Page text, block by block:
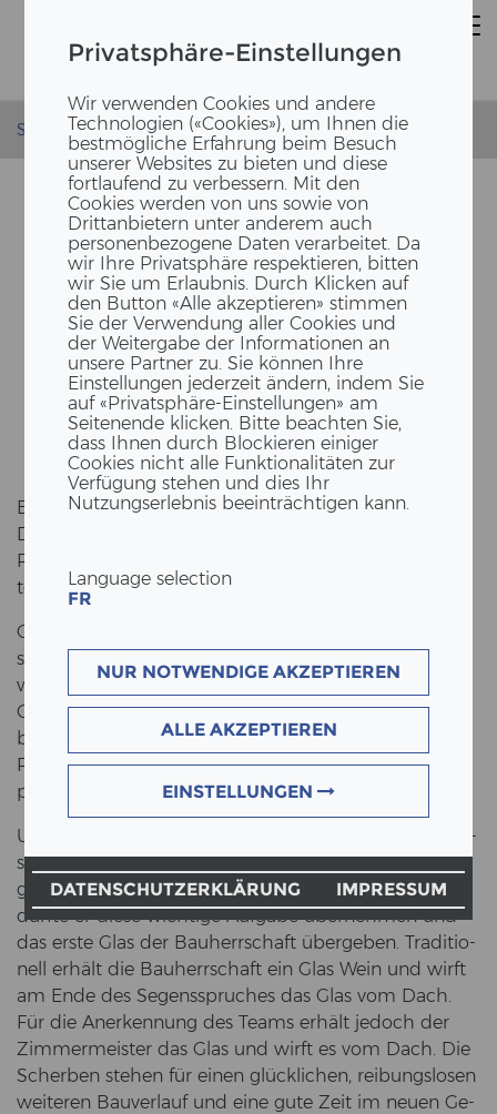
Privatsphäre-Einstellungen
Wir verwenden Cookies und andere
Technologien («Cookies»), um Ihnen die
bestmögliche Erfahrung beim Besuch
unserer Websites zu bieten und diese
fortlaufend zu verbessern. Mit den
Cookies werden von uns sowie von
Drittanbietern unter anderem auch
personenbezogene Daten verarbeitet. Da
wir Ihre Privatsphäre respektieren, bitten
wir Sie um Erlaubnis. Durch Klicken auf
den Button «Alle akzeptieren» stimmen
Sie der Verwendung aller Cookies und
der Weitergabe der Informationen an
unsere Partner zu. Sie können Ihre
Einstellungen jederzeit ändern, indem Sie
auf «Privatsphäre-Einstellungen» am
Seitenende klicken. Bitte beachten Sie,
dass Ihnen durch Blockieren einiger
Cookies nicht alle Funktionalitäten zur
Verfügung stehen und dies Ihr
Nutzungserlebnis beeinträchtigen kann.
Language selection
FR
NUR NOTWENDIGE AKZEPTIEREN
ALLE AKZEPTIEREN
EINSTELLUNGEN
DATENSCHUTZERKLÄRUNG IMPRESSUM
Startseite News Richtfest - Bürogebäude Stein
DER HÖCHS­TE PUNKT VOM
GE­BÄU­DE STEHT
End­lich ziert der Richt­baum an un­se­rem Ge­bäu­de!
Die Ar­bei­ten wur­den sym­bo­lisch ab­ge­schlos­sen. Der
Roh­bau steht und der Dach­stuhl wurde in den letz­
ten Tagen fer­tig­ge­stellt.
Genau ein Jahr nach dem Spa­ten­stich fei­ern wir die­
sen gros­sen Mei­len­stein. Über 100 Hand­wer­ker*innen
waren an un­se­rem Neu­bau in­vol­viert und haben
Gros­ses ge­leis­tet. Der Roh­bau be­ginnt vom Aus­he­
ben der Bau­gru­be zum Bau des Fun­da­ments in
Rich­tung Aus­sen­wän­de, tra­gen­de Wände und Trep­
pen bis hin­auf zur Dach­kon­struk­ti­on in die Höhe.
Unser Zim­mer­meis­ter Rein­hard Maier hat den Richt­
spruch für das neue Bü­ro­ge­bäu­de am Richt­fest vor­
ge­tra­gen. Als be­deu­tungs­vol­ler Mann am Pro­jekt
durf­te er diese wich­ti­ge Auf­ga­be über­neh­men und
das erste Glas der Bau­herr­schaft über­ge­ben. Tra­di­tio­
nell er­hält die Bau­herr­schaft ein Glas Wein und wirft
am Ende des Se­gens­spru­ches das Glas vom Dach.
Für die An­er­ken­nung des Teams er­hält je­doch der
Zim­mer­meis­ter das Glas und wirft es vom Dach. Die
Scher­ben ste­hen für einen glück­li­chen, rei­bungs­lo­sen
wei­te­ren Bau­ver­lauf und eine gute Zeit im neuen Ge­